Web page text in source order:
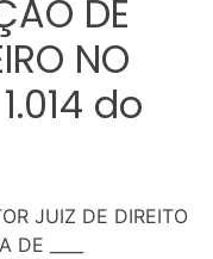
DE
NO
do
JUIZ DE DIREITO
____